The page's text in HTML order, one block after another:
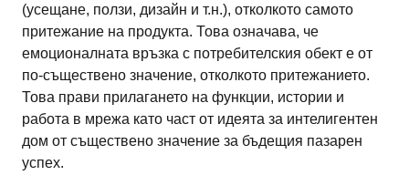
(усещане, ползи, дизайн и т.н.), отколкото самото
притежание на продукта. Това означава, че
емоционалната връзка с потребителския обект е от
по-съществено значение, отколкото притежанието.
Това прави прилагането на функции, истории и
работа в мрежа като част от идеята за интелигентен
дом от съществено значение за бъдещия пазарен
успех.